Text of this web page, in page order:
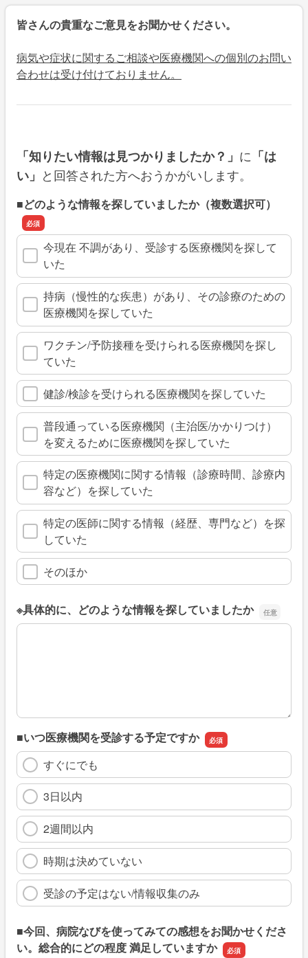
皆さんの貴重なご意見をお聞かせください。
病気や症状に関するご相談や医療機関への個別のお問い
合わせは受け付けておりません。
「知りたい情報は見つかりましたか？」 に 「は
い」 と回答された方へおうかがいします。
■どのような情報を探していましたか（複数選択可）
今現在 不調があり、受診する医療機関を探して
いた
持病（慢性的な疾患）があり、その診療のための
医療機関を探していた
ワクチン/予防接種を受けられる医療機関を探し
ていた
健診/検診を受けられる医療機関を探していた
普段通っている医療機関（主治医/かかりつけ）
を変えるために医療機関を探していた
特定の医療機関に関する情報（診療時間、診療内
容など）を探していた
特定の医師に関する情報（経歴、専門など）を探
していた
そのほか
※具体的に、どのような情報を探していましたか
※具体的に、どのような情報を探していましたか
■いつ医療機関を受診する予定ですか
すぐにでも
3日以内
2週間以内
時期は決めていない
受診の予定はない/情報収集のみ
■今回、病院なびを使ってみての感想をお聞かせくださ
い。総合的にどの程度 満足していますか